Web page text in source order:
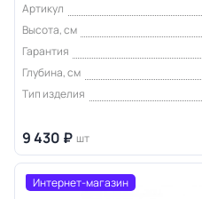
Артикул
Высота, см
Гарантия
Глубина, см
Тип изделия
9 430 ₽ шт
Интернет-магазин